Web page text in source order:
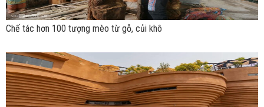
Chế tác hơn 100 tượng mèo từ gỗ, củi khô